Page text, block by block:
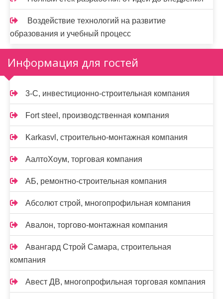
Воздействие технологий на развитие
образования и учебный процесс
Информация для гостей
3-С, инвестиционно-строительная компания
Fort steel, производственная компания
Karkasvl, строительно-монтажная компания
АалтоХоум, торговая компания
АБ, ремонтно-строительная компания
Абсолют строй, многопрофильная компания
Авалон, торгово-монтажная компания
Авангард Строй Самара, строительная
компания
Авест ДВ, многопрофильная торговая компания